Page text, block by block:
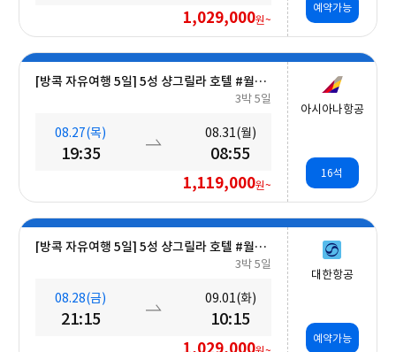
1,029,000원~
예약가능
[방콕 자유여행 5일] 5성 샹그릴라 호텔 #월드체인 #차오프라야강변 #조식포함 #호캉스 #도심접근성
3박 5일
08.27(목)
19:35
08.31(월)
08:55
1,119,000원~
아시아나항공
16석
[방콕 자유여행 5일] 5성 샹그릴라 호텔 #월드체인 #차오프라야강변 #조식포함 #호캉스 #도심접근성
3박 5일
08.28(금)
21:15
09.01(화)
10:15
대한항공
예약가능